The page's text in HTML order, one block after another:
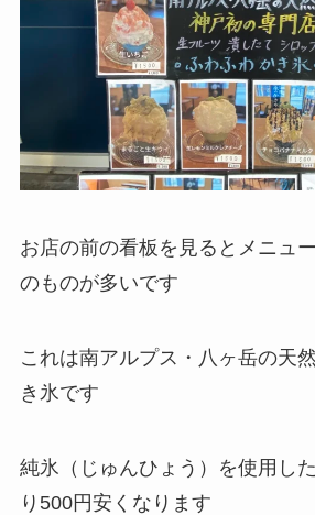
お店の前の看板を見るとメニュ
のものが多いです
これは南アルプス・八ヶ岳の天
き氷です
純氷（じゅんひょう）を使用し
り500円安くなります